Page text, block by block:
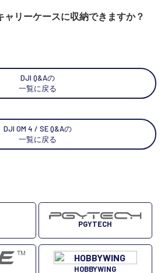
ャリーケースに収納できますか？
DJI Q&Aの
一覧に戻る
DJI OM 4 / SE Q&Aの
一覧に戻る
PGYTECH
HOBBYWING